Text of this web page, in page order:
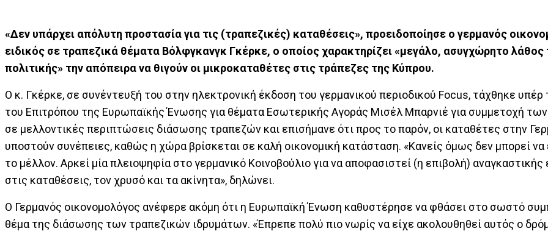
«Δεν υπάρχει απόλυτη προστασία για τις (τραπεζικές) καταθέσεις», προειδοποίησε ο γερμανός
ειδικός σε τραπεζικά θέματα Βόλφγκανγκ Γκέρκε, ο οποίος χαρακτηρίζει «μεγάλο, ασυγχώρητο λάθος
πολιτικής» την απόπειρα να θιγούν οι μικροκαταθέτες στις τράπεζες της Κύπρου.
Ο κ. Γκέρκε, σε συνέντευξή του στην ηλεκτρονική έκδοση του γερμανικού περιοδικού Focus, τάχθηκε
του Επιτρόπου της Ευρωπαϊκής Ένωσης για θέματα Εσωτερικής Αγοράς Μισέλ Μπαρνιέ για συμμετοχή
σε μελλοντικές περιπτώσεις διάσωσης τραπεζών και επισήμανε ότι προς το παρόν, οι καταθέτες στην
υποστούν συνέπειες, καθώς η χώρα βρίσκεται σε καλή οικονομική κατάσταση. «Κανείς όμως δεν μπορεί να
το μέλλον. Αρκεί μία πλειοψηφία στο γερμανικό Κοινοβούλιο για να αποφασιστεί (η επιβολή) αναγκαστικής
στις καταθέσεις, τον χρυσό και τα ακίνητα», δηλώνει.
Ο Γερμανός οικονομολόγος ανέφερε ακόμη ότι η Ευρωπαϊκή Ένωση καθυστέρησε να φθάσει στο σωστό
θέμα της διάσωσης των τραπεζικών ιδρυμάτων. «Έπρεπε πολύ πιο νωρίς να είχε ακολουθηθεί αυτός ο